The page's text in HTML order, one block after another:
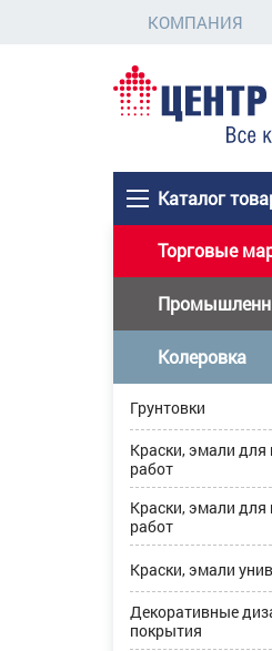
КОМПАНИЯ
Каталог
Торговые
Колеровка
Грунтовки
Краски, эмали
работ
Краски, эмали для
работ
Краски, эмали
Декоративные
покрытия